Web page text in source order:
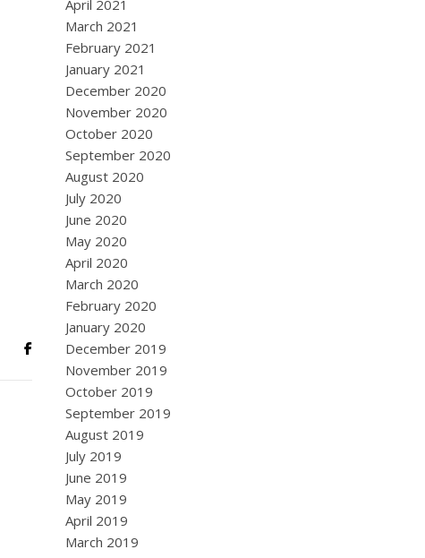
April 2021
March 2021
February 2021
January 2021
December 2020
November 2020
October 2020
September 2020
August 2020
July 2020
June 2020
May 2020
April 2020
March 2020
February 2020
January 2020
December 2019
November 2019
October 2019
September 2019
August 2019
July 2019
June 2019
May 2019
April 2019
March 2019